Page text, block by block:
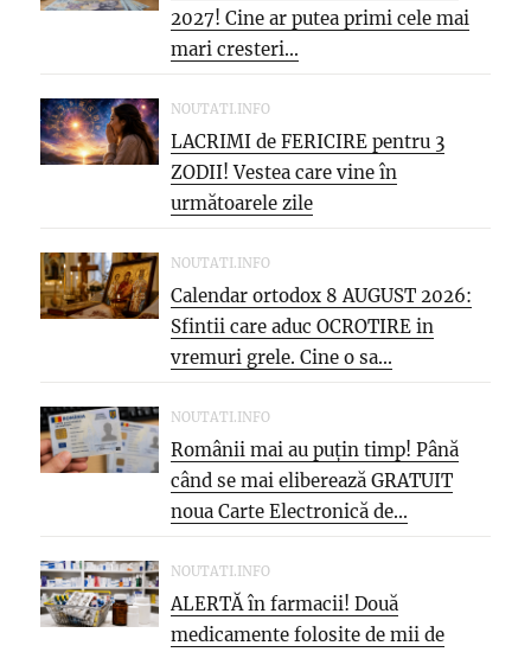
2027! Cine ar putea primi cele mai
mari cresteri...
NOUTATI.INFO
LACRIMI de FERICIRE pentru 3
ZODII! Vestea care vine în
următoarele zile
NOUTATI.INFO
Calendar ortodox 8 AUGUST 2026:
Sfintii care aduc OCROTIRE in
vremuri grele. Cine o sa...
NOUTATI.INFO
Românii mai au puțin timp! Până
când se mai eliberează GRATUIT
noua Carte Electronică de...
NOUTATI.INFO
ALERTĂ în farmacii! Două
medicamente folosite de mii de